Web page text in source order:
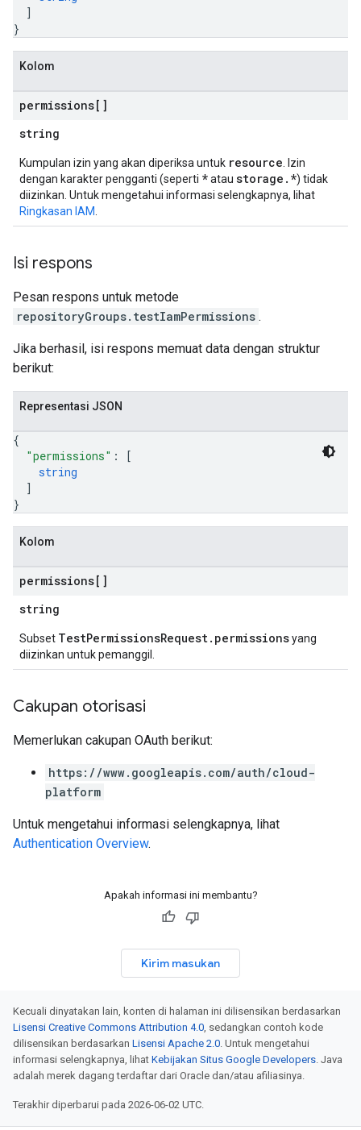
]
}
Kolom
permissions[]
string
Kumpulan izin yang akan diperiksa untuk resource . Izin
dengan karakter pengganti (seperti *atau storage.*) tidak
diizinkan. Untuk mengetahui informasi selengkapnya, lihat
Ringkasan IAM
Isi respons
Pesan respons untuk metode
repositoryGroups.testIamPermissions .
Jika berhasil, isi respons memuat data dengan struktur
berikut:
Representasi JSON
{
"permissions" :
[
string
]
}
Kolom
permissions[]
string
Subset TestPermissionsRequest.permissionsyang
diizinkan untuk pemanggil.
Cakupan otorisasi
Memerlukan cakupan OAuth berikut:
https://www.googleapis.com/auth/cloud-
platform
Untuk mengetahui informasi selengkapnya, lihat
Authentication Overview.
Apakah informasi ini membantu?
Kirim masukan
Kecuali dinyatakan lain, konten di halaman ini dilisensikan berdasarkan
Lisensi Creative Commons Attribution 4.0, sedangkan contoh kode
dilisensikan berdasarkan Lisensi Apache 2.0. Untuk mengetahui
informasi selengkapnya, lihat Kebijakan Situs Google Developers. Java
adalah merek dagang terdaftar dari Oracle dan/atau afiliasinya.
Terakhir diperbarui pada 2026-06-02 UTC.